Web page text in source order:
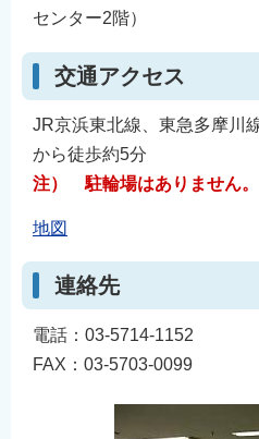
センター2階）
交通アクセス
JR京浜東北線、東急多摩川
から徒歩約5分
注） 駐輪場はありません。
地図
連絡先
電話：03-5714-1152
FAX：03-5703-0099